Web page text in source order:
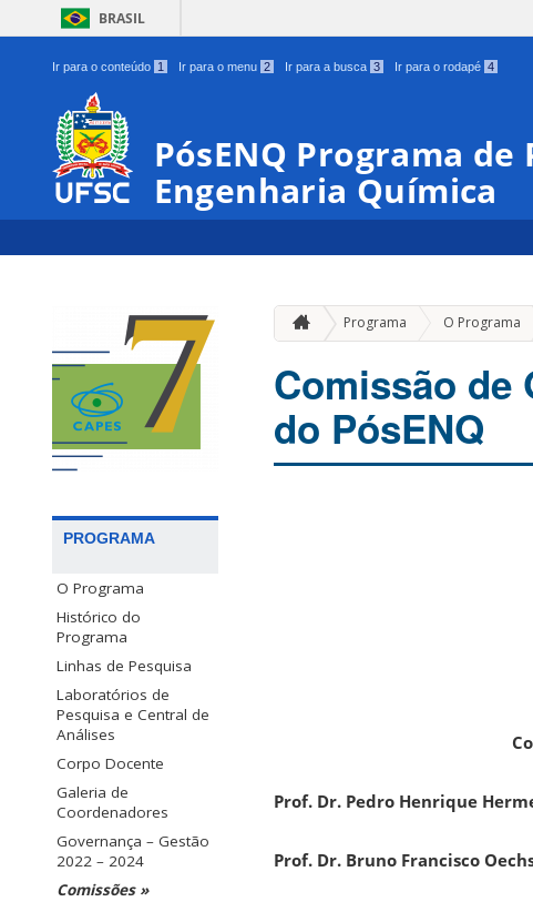
BRASIL
Ir para o conteúdo 1 Ir para o menu 2 Ir para a busca 3 Ir para o rodapé 4
PósENQ Programa de
Engenharia Química
PROGRAMA
O Programa
Histórico do
Programa
Linhas de Pesquisa
Laboratórios de
Pesquisa e Central de
Análises
Corpo Docente
Galeria de
Coordenadores
Governança – Gestão
2022 – 2024
Comissões »
Programa O Programa
Comissão de
do PósENQ
Prof. Dr. Pedro Henrique
Prof. Dr. Bruno Francisco